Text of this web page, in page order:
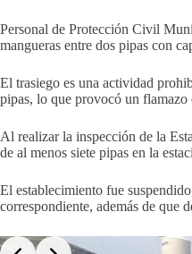
Personal de Protección Civil
mangueras entre dos pipas con
El trasiego es una actividad
pipas, lo que provocó un flamazo
Al realizar la inspección de la
de al menos siete pipas en la
El establecimiento fue
correspondiente, además de que